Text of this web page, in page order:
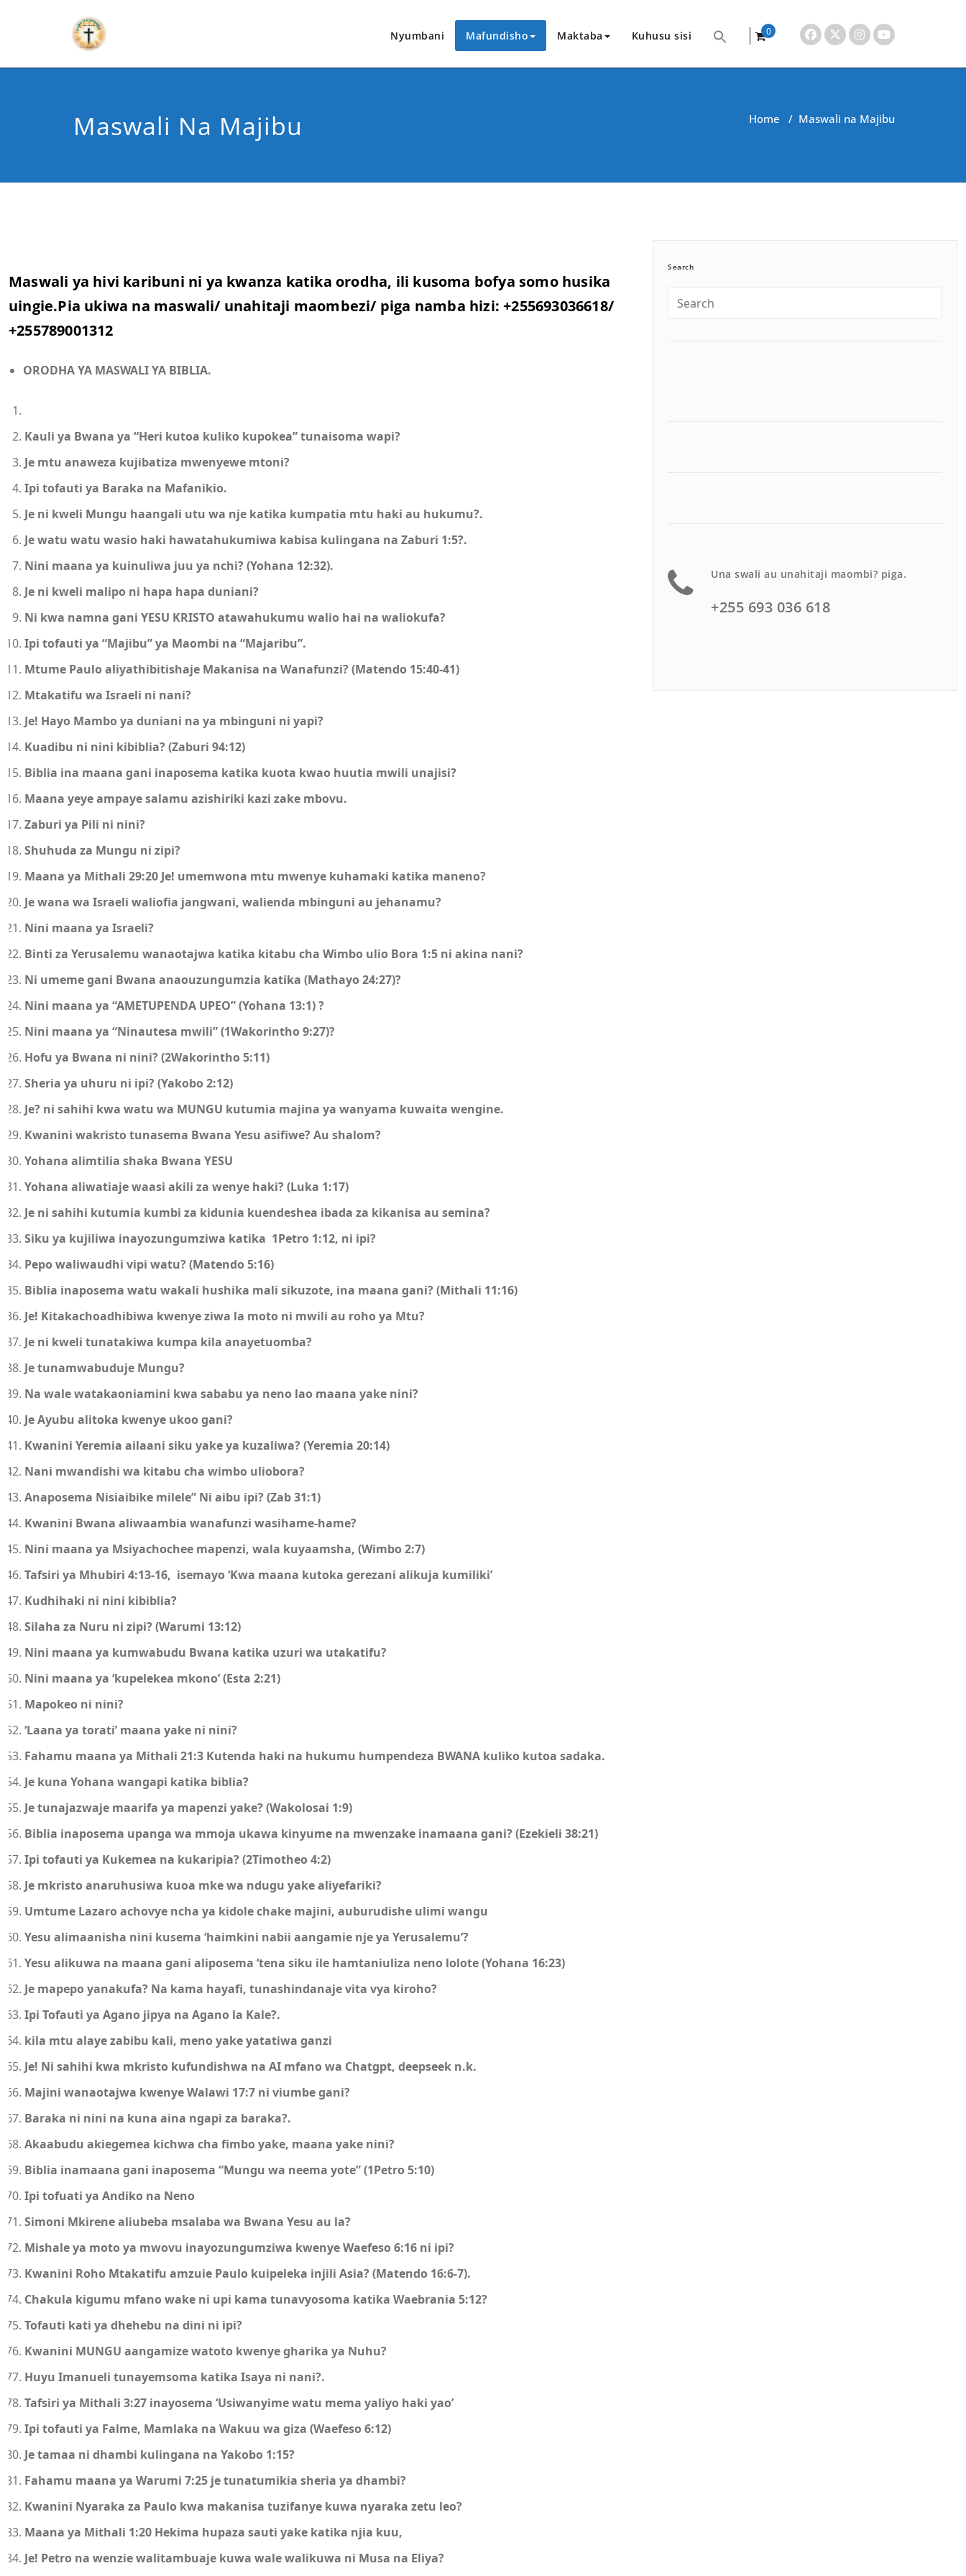
Nyumbani Mafundisho Maktaba Kuhusu sisi
0
Maswali Na Majibu Home / Maswali na Majibu
Maswali ya hivi karibuni ni ya kwanza katika orodha, ili kusoma bofya somo husika
uingie.Pia ukiwa na maswali/ unahitaji maombezi/ piga namba hizi: +255693036618/
+255789001312
ORODHA YA MASWALI YA BIBLIA.
Kauli ya Bwana ya “Heri kutoa kuliko kupokea” tunaisoma wapi?
Je mtu anaweza kujibatiza mwenyewe mtoni?
Ipi tofauti ya Baraka na Mafanikio.
Je ni kweli Mungu haangali utu wa nje katika kumpatia mtu haki au hukumu?.
Je watu watu wasio haki hawatahukumiwa kabisa kulingana na Zaburi 1:5?.
Nini maana ya kuinuliwa juu ya nchi? (Yohana 12:32).
Je ni kweli malipo ni hapa hapa duniani?
Ni kwa namna gani YESU KRISTO atawahukumu walio hai na waliokufa?
Ipi tofauti ya “Majibu” ya Maombi na “Majaribu”.
Mtume Paulo aliyathibitishaje Makanisa na Wanafunzi? (Matendo 15:40-41)
Mtakatifu wa Israeli ni nani?
Je! Hayo Mambo ya duniani na ya mbinguni ni yapi?
Kuadibu ni nini kibiblia? (Zaburi 94:12)
Biblia ina maana gani inaposema katika kuota kwao huutia mwili unajisi?
Maana yeye ampaye salamu azishiriki kazi zake mbovu.
Zaburi ya Pili ni nini?
Shuhuda za Mungu ni zipi?
Maana ya Mithali 29:20 Je! umemwona mtu mwenye kuhamaki katika maneno?
Je wana wa Israeli waliofia jangwani, walienda mbinguni au jehanamu?
Nini maana ya Israeli?
Binti za Yerusalemu wanaotajwa katika kitabu cha Wimbo ulio Bora 1:5 ni akina nani?
Ni umeme gani Bwana anaouzungumzia katika (Mathayo 24:27)?
Nini maana ya “AMETUPENDA UPEO” (Yohana 13:1) ?
Nini maana ya “Ninautesa mwili” (1Wakorintho 9:27)?
Hofu ya Bwana ni nini? (2Wakorintho 5:11)
Sheria ya uhuru ni ipi? (Yakobo 2:12)
Je? ni sahihi kwa watu wa MUNGU kutumia majina ya wanyama kuwaita wengine.
Kwanini wakristo tunasema Bwana Yesu asifiwe? Au shalom?
Yohana alimtilia shaka Bwana YESU
Yohana aliwatiaje waasi akili za wenye haki? (Luka 1:17)
Je ni sahihi kutumia kumbi za kidunia kuendeshea ibada za kikanisa au semina?
Siku ya kujiliwa inayozungumziwa katika 1Petro 1:12, ni ipi?
Pepo waliwaudhi vipi watu? (Matendo 5:16)
Biblia inaposema watu wakali hushika mali sikuzote, ina maana gani? (Mithali 11:16)
Je! Kitakachoadhibiwa kwenye ziwa la moto ni mwili au roho ya Mtu?
Je ni kweli tunatakiwa kumpa kila anayetuomba?
Je tunamwabuduje Mungu?
Na wale watakaoniamini kwa sababu ya neno lao maana yake nini?
Je Ayubu alitoka kwenye ukoo gani?
Kwanini Yeremia ailaani siku yake ya kuzaliwa? (Yeremia 20:14)
Nani mwandishi wa kitabu cha wimbo uliobora?
Anaposema Nisiaibike milele” Ni aibu ipi? (Zab 31:1)
Kwanini Bwana aliwaambia wanafunzi wasihame-hame?
Nini maana ya Msiyachochee mapenzi, wala kuyaamsha, (Wimbo 2:7)
Tafsiri ya Mhubiri 4:13-16, isemayo ‘Kwa maana kutoka gerezani alikuja kumiliki’
Kudhihaki ni nini kibiblia?
Silaha za Nuru ni zipi? (Warumi 13:12)
Nini maana ya kumwabudu Bwana katika uzuri wa utakatifu?
Nini maana ya ‘kupelekea mkono’ (Esta 2:21)
Mapokeo ni nini?
‘Laana ya torati’ maana yake ni nini?
Fahamu maana ya Mithali 21:3 Kutenda haki na hukumu humpendeza BWANA kuliko kutoa sadaka.
Je kuna Yohana wangapi katika biblia?
Je tunajazwaje maarifa ya mapenzi yake? (Wakolosai 1:9)
Biblia inaposema upanga wa mmoja ukawa kinyume na mwenzake inamaana gani? (Ezekieli 38:21)
Ipi tofauti ya Kukemea na kukaripia? (2Timotheo 4:2)
Je mkristo anaruhusiwa kuoa mke wa ndugu yake aliyefariki?
Umtume Lazaro achovye ncha ya kidole chake majini, auburudishe ulimi wangu
Yesu alimaanisha nini kusema ‘haimkini nabii aangamie nje ya Yerusalemu’?
Yesu alikuwa na maana gani aliposema ‘tena siku ile hamtaniuliza neno lolote (Yohana 16:23)
Je mapepo yanakufa? Na kama hayafi, tunashindanaje vita vya kiroho?
Ipi Tofauti ya Agano jipya na Agano la Kale?.
kila mtu alaye zabibu kali, meno yake yatatiwa ganzi
Je! Ni sahihi kwa mkristo kufundishwa na AI mfano wa Chatgpt, deepseek n.k.
Majini wanaotajwa kwenye Walawi 17:7 ni viumbe gani?
Baraka ni nini na kuna aina ngapi za baraka?.
Akaabudu akiegemea kichwa cha fimbo yake, maana yake nini?
Biblia inamaana gani inaposema “Mungu wa neema yote” (1Petro 5:10)
Ipi tofuati ya Andiko na Neno
Simoni Mkirene aliubeba msalaba wa Bwana Yesu au la?
Mishale ya moto ya mwovu inayozungumziwa kwenye Waefeso 6:16 ni ipi?
Kwanini Roho Mtakatifu amzuie Paulo kuipeleka injili Asia? (Matendo 16:6-7).
Chakula kigumu mfano wake ni upi kama tunavyosoma katika Waebrania 5:12?
Tofauti kati ya dhehebu na dini ni ipi?
Kwanini MUNGU aangamize watoto kwenye gharika ya Nuhu?
Huyu Imanueli tunayemsoma katika Isaya ni nani?.
Tafsiri ya Mithali 3:27 inayosema ‘Usiwanyime watu mema yaliyo haki yao’
Ipi tofauti ya Falme, Mamlaka na Wakuu wa giza (Waefeso 6:12)
Je tamaa ni dhambi kulingana na Yakobo 1:15?
Fahamu maana ya Warumi 7:25 je tunatumikia sheria ya dhambi?
Kwanini Nyaraka za Paulo kwa makanisa tuzifanye kuwa nyaraka zetu leo?
Maana ya Mithali 1:20 Hekima hupaza sauti yake katika njia kuu,
Je! Petro na wenzie walitambuaje kuwa wale walikuwa ni Musa na Eliya?
Search
Una swali au unahitaji maombi? piga.
+255 693 036 618